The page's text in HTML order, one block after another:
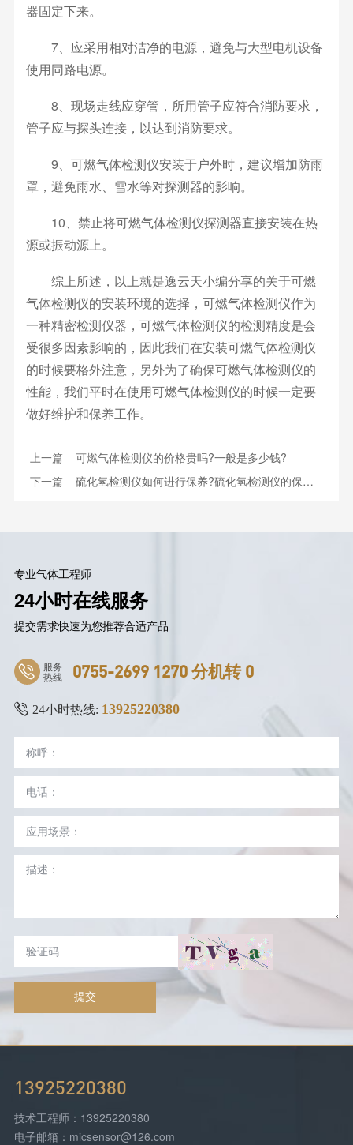
器固定下来。
7、应采用相对洁净的电源，避免与大型电机设备
使用同路电源。
8、现场走线应穿管，所用管子应符合消防要求，
管子应与探头连接，以达到消防要求。
9、可燃气体检测仪安装于户外时，建议增加防雨
罩，避免雨水、雪水等对探测器的影响。
10、禁止将可燃气体检测仪探测器直接安装在热
源或振动源上。
综上所述，以上就是逸云天小编分享的关于可燃
气体检测仪的安装环境的选择，可燃气体检测仪作为
一种精密检测仪器，可燃气体检测仪的检测精度是会
受很多因素影响的，因此我们在安装可燃气体检测仪
的时候要格外注意，另外为了确保可燃气体检测仪的
性能，我们平时在使用可燃气体检测仪的时候一定要
做好维护和保养工作。
上一篇 可燃气体检测仪的价格贵吗?一般是多少钱?
下一篇 硫化氢检测仪如何进行保养?硫化氢检测仪的保养需要遵循这三个原则
专业气体工程师
24小时在线服务
提交需求快速为您推荐合适产品
服务
热线 0755-2699 1270 分机转 0
24小时热线: 13925220380
提交
13925220380
技术工程师：13925220380
电子邮箱：micsensor@126.com